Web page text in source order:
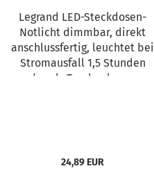
Legrand LED-Steckdosen-
Notlicht dimmbar, direkt
anschlussfertig, leuchtet bei
Stromausfall 1,5 Stunden
oder als Taschenlampe,
24,89 EUR